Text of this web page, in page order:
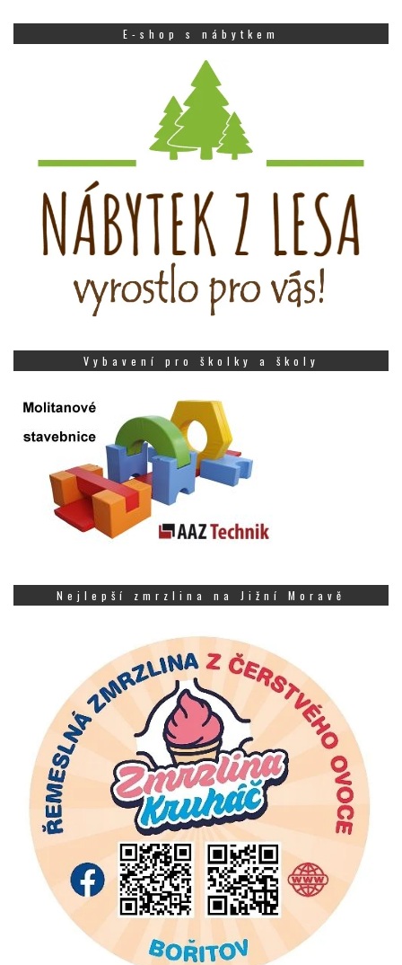
E-shop s nábytkem
Vybavení pro školky a školy
Nejlepší zmrzlina na Jižní Moravě